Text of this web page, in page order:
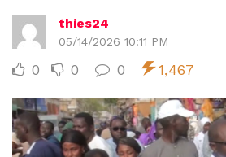
thies24
05/14/2026 10:11 PM
0 0 0 1,467